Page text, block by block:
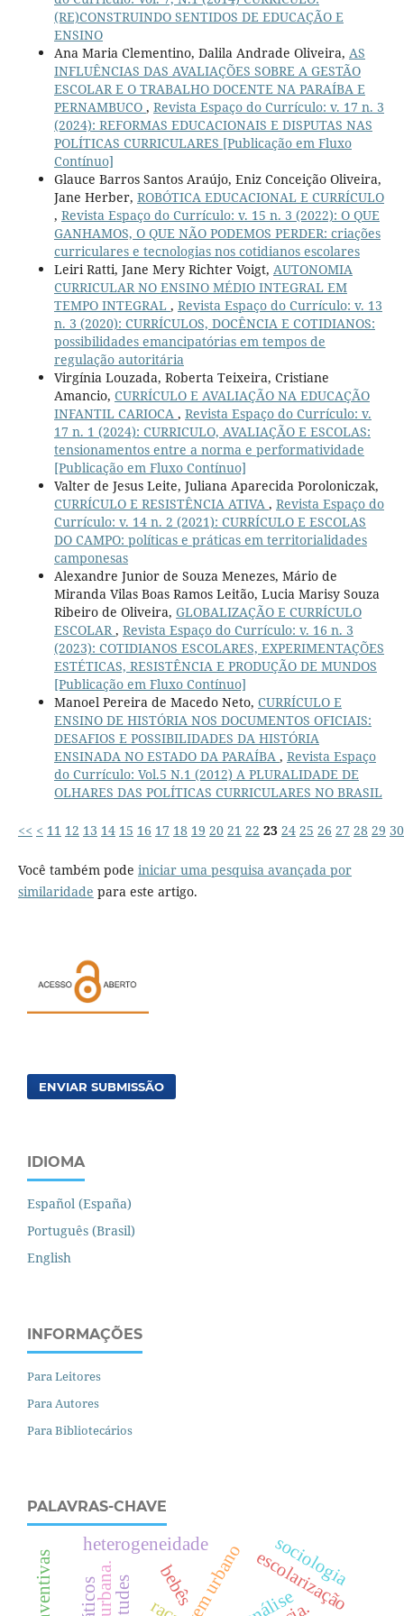
(RE)CONSTRUINDO SENTIDOS DE EDUCAÇÃO E
ENSINO
Ana Maria Clementino, Dalila Andrade Oliveira, AS
INFLUÊNCIAS DAS AVALIAÇÕES SOBRE A GESTÃO
ESCOLAR E O TRABALHO DOCENTE NA PARAÍBA E
PERNAMBUCO , Revista Espaço do Currículo: v. 17 n. 3
(2024): REFORMAS EDUCACIONAIS E DISPUTAS NAS
POLÍTICAS CURRICULARES [Publicação em Fluxo
Contínuo]
Glauce Barros Santos Araújo, Eniz Conceição Oliveira,
Jane Herber, ROBÓTICA EDUCACIONAL E CURRÍCULO
, Revista Espaço do Currículo: v. 15 n. 3 (2022): O QUE
GANHAMOS, O QUE NÃO PODEMOS PERDER: criações
curriculares e tecnologias nos cotidianos escolares
Leiri Ratti, Jane Mery Richter Voigt, AUTONOMIA
CURRICULAR NO ENSINO MÉDIO INTEGRAL EM
TEMPO INTEGRAL , Revista Espaço do Currículo: v. 13
n. 3 (2020): CURRÍCULOS, DOCÊNCIA E COTIDIANOS:
possibilidades emancipatórias em tempos de
regulação autoritária
Virgínia Louzada, Roberta Teixeira, Cristiane
Amancio, CURRÍCULO E AVALIAÇÃO NA EDUCAÇÃO
INFANTIL CARIOCA , Revista Espaço do Currículo: v.
17 n. 1 (2024): CURRICULO, AVALIAÇÃO E ESCOLAS:
tensionamentos entre a norma e performatividade
[Publicação em Fluxo Contínuo]
Valter de Jesus Leite, Juliana Aparecida Poroloniczak,
CURRÍCULO E RESISTÊNCIA ATIVA , Revista Espaço do
Currículo: v. 14 n. 2 (2021): CURRÍCULO E ESCOLAS
DO CAMPO: políticas e práticas em territorialidades
camponesas
Alexandre Junior de Souza Menezes, Mário de
Miranda Vilas Boas Ramos Leitão, Lucia Marisy Souza
Ribeiro de Oliveira, GLOBALIZAÇÃO E CURRÍCULO
ESCOLAR, Revista Espaço do Currículo: v. 16 n. 3
(2023): COTIDIANOS ESCOLARES, EXPERIMENTAÇÕES
ESTÉTICAS, RESISTÊNCIA E PRODUÇÃO DE MUNDOS
[Publicação em Fluxo Contínuo]
Manoel Pereira de Macedo Neto, CURRÍCULO E
ENSINO DE HISTÓRIA NOS DOCUMENTOS OFICIAIS:
DESAFIOS E POSSIBILIDADES DA HISTÓRIA
ENSINADA NO ESTADO DA PARAÍBA , Revista Espaço
do Currículo: Vol.5 N.1 (2012) A PLURALIDADE DE
OLHARES DAS POLÍTICAS CURRICULARES NO BRASIL
<< < 11 12 13 14 15 16 17 18 19 20 21 22 23 24 25 26 27 28 29 30
Você também pode iniciar uma pesquisa avançada por
similaridade para este artigo.
ENVIAR SUBMISSÃO
IDIOMA
Español (España)
Português (Brasil)
English
INFORMAÇÕES
Para Leitores
Para Autores
Para Bibliotecários
PALAVRAS-CHAVE
. escolarização
heterogeneidade
bebês sociologia